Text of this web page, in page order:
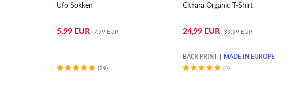
Ufo Sokken
5,99 EUR 7,99 EUR
(29)
Cithara Organic T-Shirt
24,99 EUR 39,99 EUR
BACK PRINT
MADE IN EUROPE
(4)